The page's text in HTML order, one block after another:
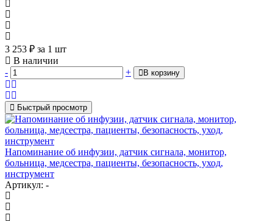
3 253 ₽ за 1 шт
В наличии
-
+ В корзину
Быстрый просмотр
Напоминание об инфузии, датчик сигнала, монитор,
больница, медсестра, пациенты, безопасность, уход,
инструмент
Артикул: -